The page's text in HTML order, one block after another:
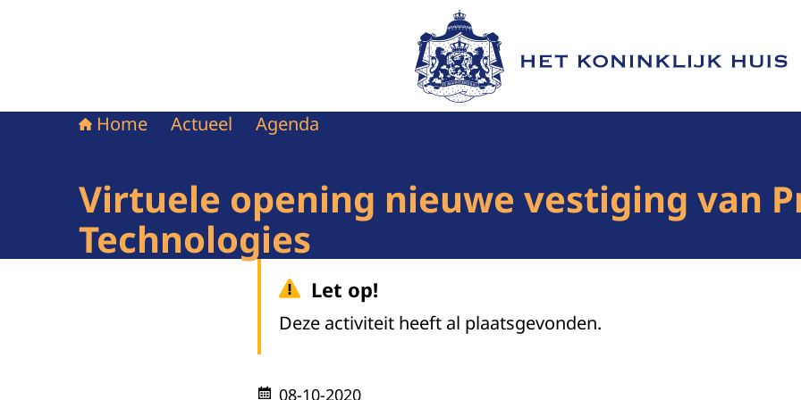
Naar de homepage van Het Koninklijk Huis
Home Actueel Agenda
Virtuele opening nieuwe vestiging van
Technologies
Let op!
Deze activiteit heeft al plaatsgevonden.
08-10-2020